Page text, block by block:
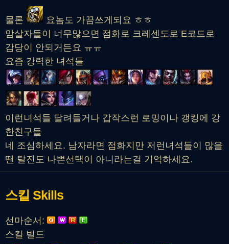
물론
요놈도 가끔쓰게되요 ㅎㅎ
암살자들이 너무많으면 점화로 크레센도로 E코드로
감당이 안되거든요 ㅠㅠ
요즘 강력한 녀석들
이런녀석들 달려들거나 갑작스런 로밍이나 갱킹에 강
한친구들
네 조심하세요. 남자라면 점화지만 저런녀석들이 많을
땐 탈진도 나쁜선택이 아니라는걸 기억하세요.
스킬 Skills
선마순서:
스킬 빌드